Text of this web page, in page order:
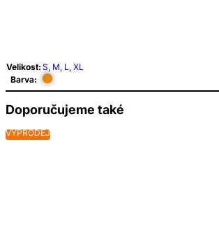
Velikost: S M L
XL
Barva:
Doporučujeme také
VÝPRODEJ